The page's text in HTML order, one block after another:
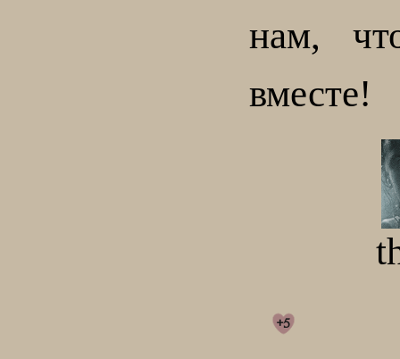
нам,
вместе!
+5